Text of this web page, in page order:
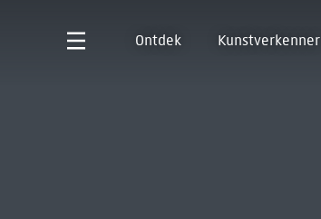
Ontdek Kunstverkenner